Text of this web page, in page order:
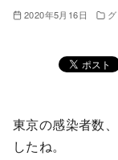
2020年5月16日
東京の感染者数
したね。